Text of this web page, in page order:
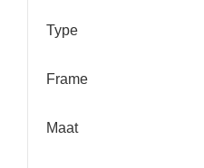
Type
Frame
Maat